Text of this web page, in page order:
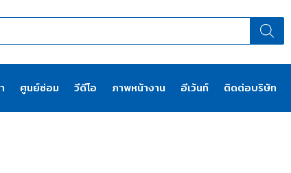
ศูนย์ซ่อม วีดีโอ ภาพหน้างาน อีเว้นท์ ติดต่อบริษัท